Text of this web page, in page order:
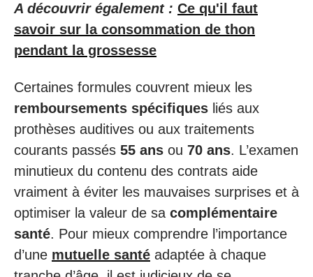
A découvrir également : Ce qu'il faut
savoir sur la consommation de thon
pendant la grossesse
Certaines formules couvrent mieux les
remboursements spécifiques liés aux
prothèses auditives ou aux traitements
courants passés 55 ans ou 70 ans. L’examen
minutieux du contenu des contrats aide
vraiment à éviter les mauvaises surprises et à
optimiser la valeur de sa complémentaire
santé. Pour mieux comprendre l’importance
d’une mutuelle santé adaptée à chaque